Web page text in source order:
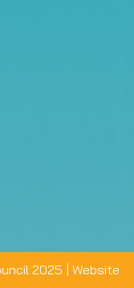
2025 | Website